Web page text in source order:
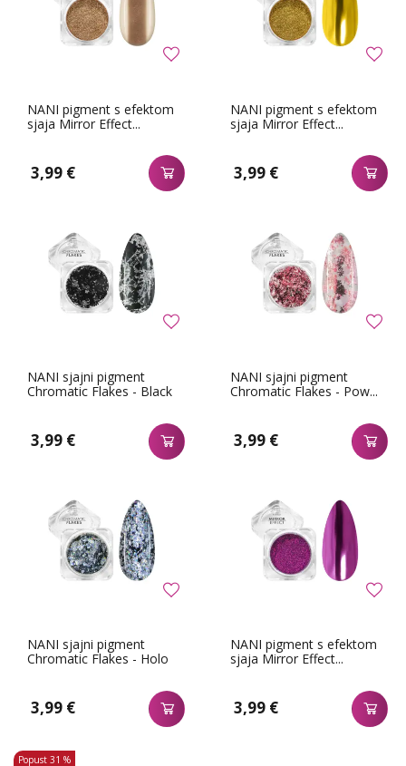
NANI pigment s efektom
sjaja Mirror Effect...
3,99 €
NANI pigment s efektom
sjaja Mirror Effect...
3,99 €
NANI sjajni pigment
Chromatic Flakes - Black
3,99 €
NANI sjajni pigment
Chromatic Flakes - Pow...
3,99 €
NANI sjajni pigment
Chromatic Flakes - Holo
3,99 €
NANI pigment s efektom
sjaja Mirror Effect...
3,99 €
Popust 31 %